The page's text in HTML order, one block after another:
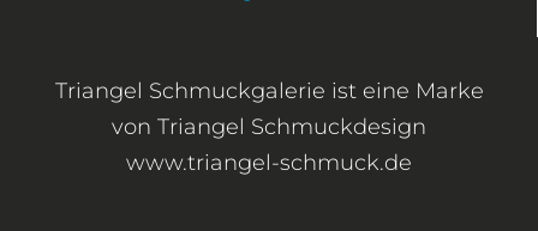
Triangel Schmuckgalerie ist eine Marke
von Triangel Schmuckdesign
www.triangel-schmuck.de